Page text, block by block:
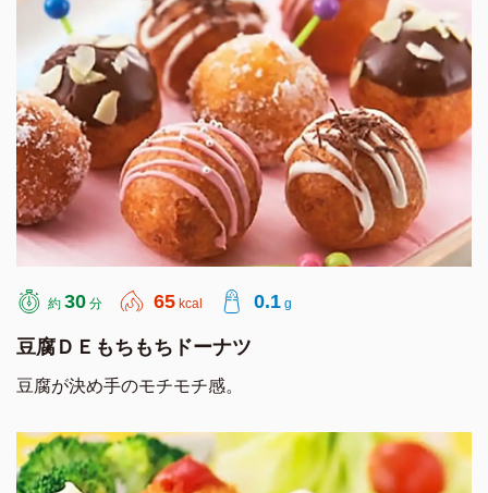
約 30 分 65 kcal 0.1 g
豆腐ＤＥもちもちドーナツ
豆腐が決め手のモチモチ感。